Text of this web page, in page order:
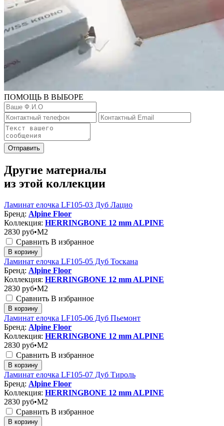
ПОМОЩЬ В ВЫБОРЕ
Отправить
Другие материалы
из этой коллекции
Ламинат елочка LF105-03 Дуб Лацио
Бренд: Alpine Floor
Коллекция: HERRINGBONE 12 mm ALPINE
2830 руб•M2
Сравнить В избранное
В корзину
Ламинат елочка LF105-05 Дуб Тоскана
Бренд: Alpine Floor
Коллекция: HERRINGBONE 12 mm ALPINE
2830 руб•M2
Сравнить В избранное
В корзину
Ламинат елочка LF105-06 Дуб Пьемонт
Бренд: Alpine Floor
Коллекция: HERRINGBONE 12 mm ALPINE
2830 руб•M2
Сравнить В избранное
В корзину
Ламинат елочка LF105-07 Дуб Тироль
Бренд: Alpine Floor
Коллекция: HERRINGBONE 12 mm ALPINE
2830 руб•M2
Сравнить В избранное
В корзину